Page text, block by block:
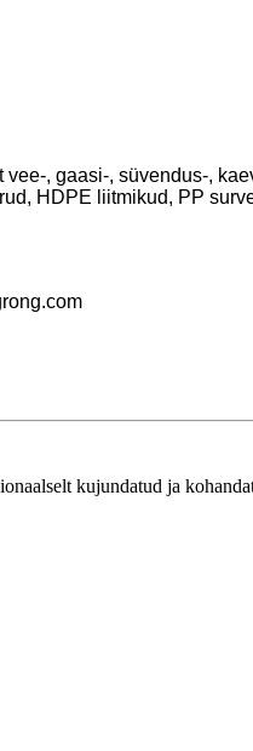
, gaasi-, süvendus-,
HDPE liitmikud, PP
kujundatud ja